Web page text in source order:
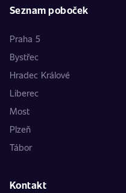
Seznam poboček
Praha 5
Bystřec
Hradec Králové
Liberec
Most
Plzeň
Tábor
Kontakt